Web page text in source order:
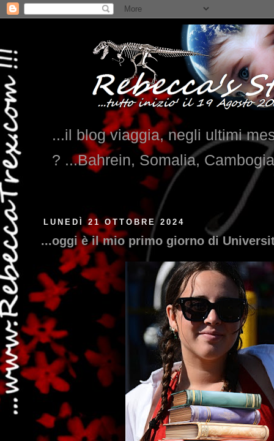
...il blog viaggia, negli ultimi
? ...Bahrein, Somalia,
LUNEDÌ 21 OTTOBRE 2024
...oggi è il mio primo giorno di